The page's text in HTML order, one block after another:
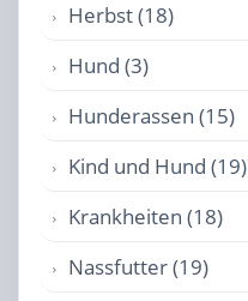
Herbst (18)
Hund (3)
Hunderassen (15)
Kind und Hund (19)
Krankheiten (18)
Nassfutter (19)